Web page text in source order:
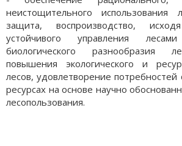
неистощительного использования
защита, воспроизводство,
устойчивого управления
биологического разнообразия
повышения экологического и
лесов, удовлетворение
ресурсах на основе научно
лесопользования.